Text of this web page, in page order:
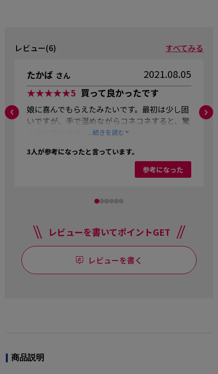
レビュー(6) すべてみる
たかば さん 2021.08.05
★★★★★5 買って良かったです
娘に喜んでもらえたみたいです。最初は少し固
いですが、手で温めながらコネコネすると、驚
...続きを読む
3人が参考になったと言っています。
参考になった
レビューを書いてポイントGET
レビューを書く
商品説明